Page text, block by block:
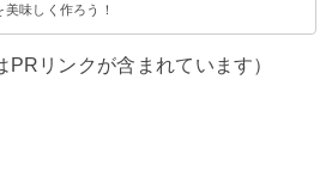
ゃれなランチパーティーにおすすめ〜
フルコースで食事を楽しみたい人におすすめ〜
単にランチを用意したい時におすすめ〜
味しく作ろう！
PRリンクが含まれています）